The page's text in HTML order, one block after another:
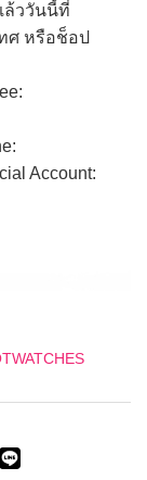
ววันนี้ที่
ศ หรือช็อป
Account: